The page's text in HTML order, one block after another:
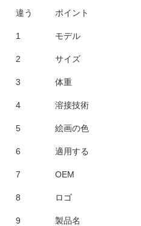
違う ポイント
1 モデル
2 サイズ
3 体重
4 溶接技術
5 絵画の色
6 適用する
7 OEM
8 ロゴ
9 製品名